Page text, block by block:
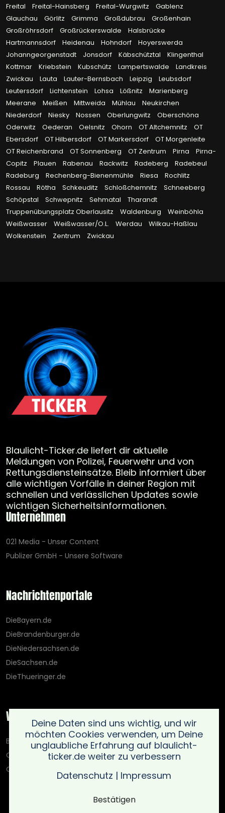
Freital
Freital-Hainsberg Freital-Wurgwitz
Gablenz
Glauchau
Görlitz Grimma Großdubrau
Großenhain
Großröhrsdorf
Großrückerswalde
Halsbrücke
Hartmannsdorf
Heidenau Hohndorf
Hoyerswerda
Johanngeorgenstadt
Jonsdorf Käbschütztal
Klingenthal
Kottmar
Kriebstein Kubschütz Lampertswalde
Landkreis
Zwickau
Lauta Lauter-Bernsbach Leipzig
Leubsdorf
Leutersdorf
Lichtenstein Lohsa Lößnitz
Marienberg
Meerane
Meißen Mittweida Mühlau
Neukirchen
Niederdorf
Niesky Nossen Oberlungwitz
Oberschöna
Oderwitz
Oederan Oelsnitz Ohorn OT Altchemnitz
OT
Ebersdorf
OT Hilbersdorf OT Markersdorf
OT Morgenleite
OT Reichenbrand
OT Sonnenberg OT Zentrum Pirna
Pirna-
Copitz
Plauen Rabenau Rackwitz Radeberg
Radebeul
Radeburg
Rechenberg-Bienenmühle Riesa
Rochlitz
Rossau
Rötha Schkeuditz Schloßchemnitz
Schneeberg
Schöpstal
Schwepnitz Sehmatal
Tharandt
Truppenübungsplatz Oberlausitz
Waldenburg
Weinböhla
Weißwasser
Weißwasser/O.L. Werdau
Wilkau-Haßlau
Wolkenstein
Zentrum Zwickau
Blaulicht-Ticker.de liefert dir aktuelle
Meldungen von Polizei, Feuerwehr und von
Rettungsdiensteinsätze. Bleib informiert über
alle wichtigen Vorfälle in deiner Region mit
schnellen und verlässlichen Updates sowie
wichtigen Sicherheitsinformationen.
Unternehmen
021 Media - Unser Content
Publizer GmbH - Unsere Software
Nachrichtenportale
DieBayern.de
DieBrandenburger.de
DieNiedersachsen.de
DieSachsen.de
DieThueringer.de
Weitere Portale
Blaulicht-Ticker.de
Oberlausitz.holiday
OnlinedatingKompass.de
Deine Daten sind uns wichtig, und wir
möchten Cookies verwenden, um Deine
unglaubliche Erfahrung auf blaulicht-
ticker.de weiter zu verbessern
Datenschutz | Impressum
Bestätigen